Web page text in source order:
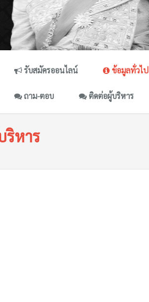
รับสมัครออนไลน์ ข้อมูลทั่วไป
ถาม-ตอบ ติดต่อผู้บริหาร
ริหาร